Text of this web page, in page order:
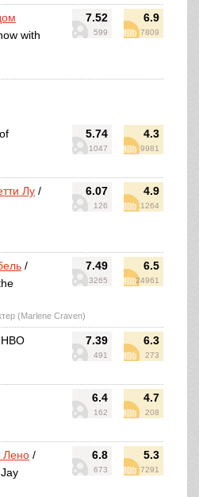
7.52
599
6.9
7809
with
5.74
1047
4.3
9981
6.07
126
4.9
1264
Лу /
7.49
3265
6.5
24961
/
(Marlene Craven)
7.39
491
6.3
273
6.4
162
4.7
208
6.8
673
5.3
7291
Лено /